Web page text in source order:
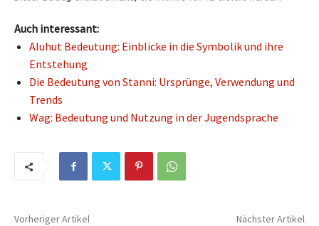
Auch interessant:
Aluhut Bedeutung: Einblicke in die Symbolik und ihre
Entstehung
Die Bedeutung von Stanni: Ursprünge, Verwendung und
Trends
Wag: Bedeutung und Nutzung in der Jugendsprache
Vorheriger Artikel Nächster Artikel